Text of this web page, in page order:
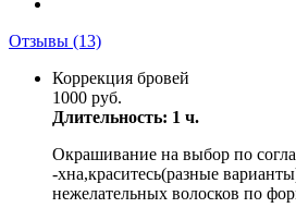
Отзывы (13)
Коррекция бровей
1000 руб.
Длительность: 1 ч.
Окрашивание на выбор по
-хна,краситесь(разные
нежелательных волосков по